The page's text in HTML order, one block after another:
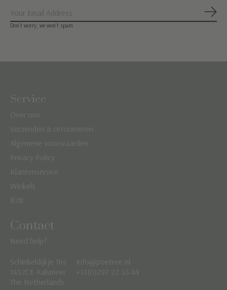
Don’t worry, we won’t spam
Service
Over ons
Verzenden & retourneren
Algemene voorwaarden
Privacy Policy
Klantenservice
Winkels
B2B
Contact
Need help?
Schinkeldijkje 16s
1432CE Aalsmeer
The Netherlands
info@poetree.nl
+31(0)297 22 33 44
Nederlands